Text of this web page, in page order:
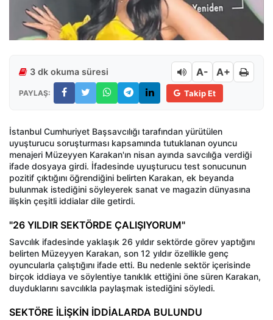
3 dk okuma süresi A- A+
PAYLAŞ: Takip Et
İstanbul Cumhuriyet Başsavcılığı tarafından yürütülen
uyuşturucu soruşturması kapsamında tutuklanan oyuncu
menajeri Müzeyyen Karakan'ın nisan ayında savcılığa verdiği
ifade dosyaya girdi. İfadesinde uyuşturucu test sonucunun
pozitif çıktığını öğrendiğini belirten Karakan, ek beyanda
bulunmak istediğini söyleyerek sanat ve magazin dünyasına
ilişkin çeşitli iddialar dile getirdi.
"26 YILDIR SEKTÖRDE ÇALIŞIYORUM"
Savcılık ifadesinde yaklaşık 26 yıldır sektörde görev yaptığını
belirten Müzeyyen Karakan, son 12 yıldır özellikle genç
oyuncularla çalıştığını ifade etti. Bu nedenle sektör içerisinde
birçok iddiaya ve söylentiye tanıklık ettiğini öne süren Karakan,
duyduklarını savcılıkla paylaşmak istediğini söyledi.
SEKTÖRE İLİŞKİN İDDİALARDA BULUNDU